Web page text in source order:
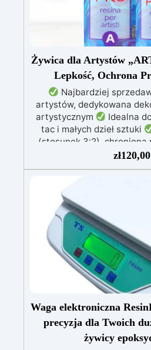
Żywica dla Artystów
Lepkość, Ochrona
Najbardziej
artystów, dedykowana
artystycznym
Idealna
tac i małych dzieł sztuki
(stosunek 3:2), chroniona
dzięki specjalnym filtrom UV
Utwardza się w 12-24
błyszczącą i lśniącą
zł120,00
Waga elektroniczna
precyzja dla Twoich
żywicy